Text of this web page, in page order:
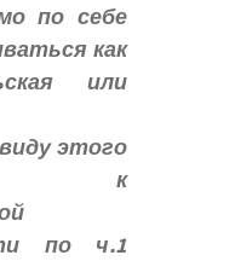
по себе
как
или
этого
к
по ч.1